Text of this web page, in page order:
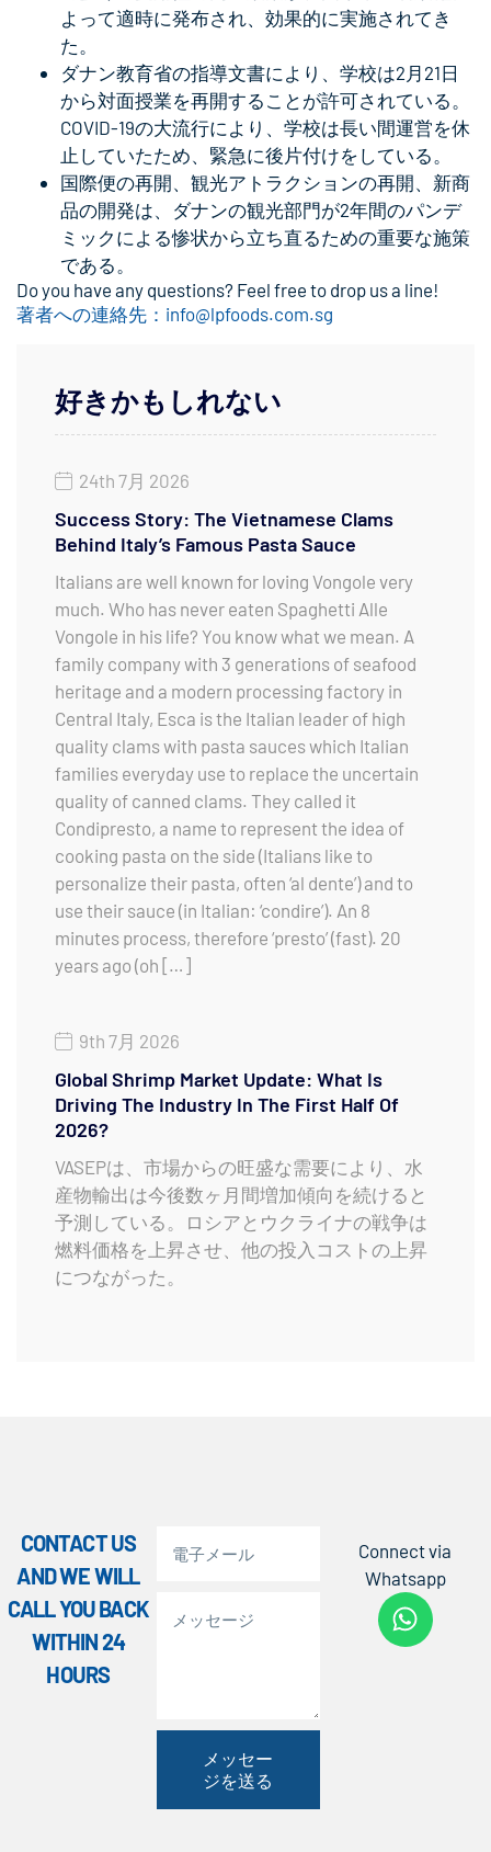
よって適時に発布され、効果的に実施されてき
た。
ダナン教育省の指導文書により、学校は2月21日
から対面授業を再開することが許可されている。
COVID-19の大流行により、学校は長い間運営を休
止していたため、緊急に後片付けをしている。
国際便の再開、観光アトラクションの再開、新商
品の開発は、ダナンの観光部門が2年間のパンデ
ミックによる惨状から立ち直るための重要な施策
である。
Do you have any questions? Feel free to drop us a line!
著者への連絡先：info@lpfoods.com.sg
好きかもしれない
24th 7月 2026
Success Story: The Vietnamese Clams
Behind Italy’s Famous Pasta Sauce
Italians are well known for loving Vongole very
much. Who has never eaten Spaghetti Alle
Vongole in his life? You know what we mean. A
family company with 3 generations of seafood
heritage and a modern processing factory in
Central Italy, Esca is the Italian leader of high
quality clams with pasta sauces which Italian
families everyday use to replace the uncertain
quality of canned clams. They called it
Condipresto, a name to represent the idea of
cooking pasta on the side (Italians like to
personalize their pasta, often ‘al dente’) and to
use their sauce (in Italian: ‘condire’). An 8
minutes process, therefore ‘presto’ (fast). 20
years ago (oh […]
9th 7月 2026
Global Shrimp Market Update: What Is
Driving The Industry In The First Half Of
2026?
VASEPは、市場からの旺盛な需要により、水
産物輸出は今後数ヶ月間増加傾向を続けると
予測している。ロシアとウクライナの戦争は
燃料価格を上昇させ、他の投入コストの上昇
につながった。
CONTACT US
AND WE WILL
CALL YOU BACK
WITHIN 24
HOURS
メッセー
ジを送る
Connect via
Whatsapp